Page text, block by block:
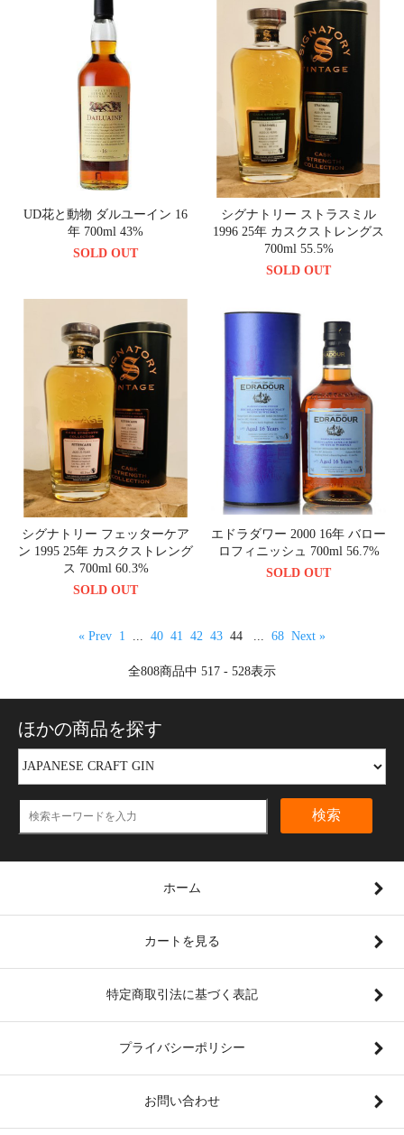
UD花と動物 ダルユーイン 16
年 700ml 43%
SOLD OUT
シグナトリー ストラスミル
1996 25年 カスクストレングス
700ml 55.5%
SOLD OUT
シグナトリー フェッターケア
ン 1995 25年 カスクストレング
ス 700ml 60.3%
SOLD OUT
エドラダワー 2000 16年 バロー
ロフィニッシュ 700ml 56.7%
SOLD OUT
« Prev 1 40 41 42 43 44 68 Next »
全808商品中 517 - 528表示
ほかの商品を探す
検索
ホーム
カートを見る
特定商取引法に基づく表記
プライバシーポリシー
お問い合わせ